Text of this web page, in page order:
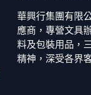
華興行集團有限
應商，專營文具
料及包裝用品，
精神，深受各界